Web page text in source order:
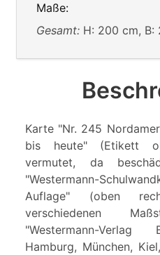
Maße:
Gesamt: H: 200 cm, B:
Karte "Nr. 245
bis heute" (Etikett
vermutet, da
"Westermann-
Auflage" (oben
verschiedenen
"Westermann-Verlag
Hamburg, München,